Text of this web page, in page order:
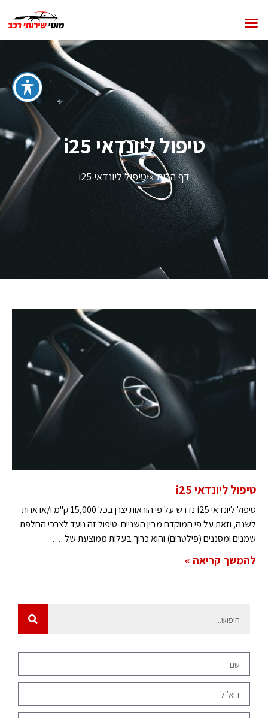
טיפול ליונדאי i25
דף הבית»טיפול ליונדאי i25
טיפול ליונדאי i25
טיפול ליונדאי i25 נדרש על פי הוראות יצרן בכל 15,000 ק"מ ו/או אחת
לשנה, וזאת על פי המוקדם מבין השניים. טיפול זה נועד לצרכי החלפת
שמנים ומסננים (פילטרים) והוא כרוך בעלות ממוצעת של….
להמשך קריאה »